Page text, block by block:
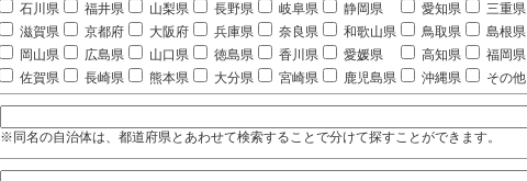
石川県
福井県 山梨県 長野県 岐阜県 静岡県 愛知県
三重県
滋賀県
京都府 大阪府 兵庫県 奈良県 和歌山県 鳥取県
島根県
岡山県
広島県 山口県 徳島県 香川県 愛媛県 高知県
福岡県
佐賀県
長崎県 熊本県 大分県 宮崎県 鹿児島県 沖縄県 その他
※同名の自治体は、都道府県とあわせて検索することで分けて探すことができます。